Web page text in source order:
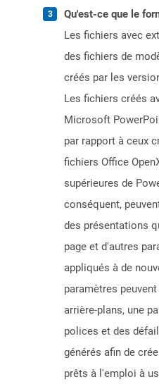
Qu'est-ce que le
Les fichiers avec
des fichiers de
créés par les
Les fichiers créés
Microsoft
par rapport à ceux
fichiers Office
supérieures de
conséquent,
des présentations
page et d'autres
appliqués à de
paramètres
arrière-plans, une
polices et des
générés afin de
prêts à l'emploi à